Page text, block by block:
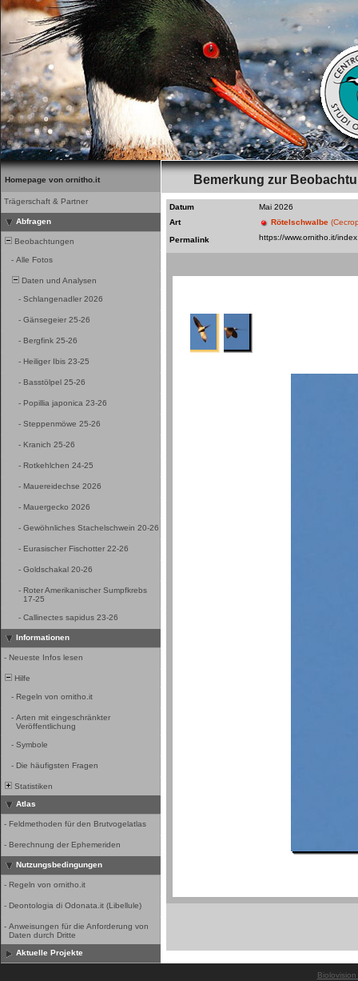
Homepage von ornitho.it
Trägerschaft & Partner
Abfragen
Beobachtungen
- Alle Fotos
Daten und Analysen
- Schlangenadler 2026
- Gänsegeier 25-26
- Bergfink 25-26
- Heiliger Ibis 23-25
- Basstölpel 25-26
- Popillia japonica 23-26
- Steppenmöwe 25-26
- Kranich 25-26
- Rotkehlchen 24-25
- Mauereidechse 2026
- Mauergecko 2026
- Gewöhnliches Stachelschwein 20-26
- Eurasischer Fischotter 22-26
- Goldschakal 20-26
- Roter Amerikanischer Sumpfkrebs
17-25
- Callinectes sapidus 23-26
Informationen
- Neueste Infos lesen
Hilfe
- Regeln von ornitho.it
- Arten mit eingeschränkter
Veröffentlichung
- Symbole
- Die häufigsten Fragen
Statistiken
Atlas
- Feldmethoden für den Brutvogelatlas
- Berechnung der Ephemeriden
Nutzungsbedingungen
- Regeln von ornitho.it
- Deontologia di Odonata.it (Libellule)
- Anweisungen für die Anforderung von
Daten durch Dritte
Aktuelle Projekte
Bemerkung zur
Datum
Mai 2026
Art
Rötelschwalbe
Permalink
Biolovision